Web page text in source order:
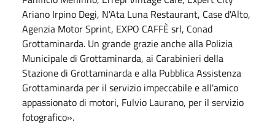
Ariano Irpino Degi, N'Ata Luna Restaurant, Case d'Alto,
Agenzia Motor Sprint, EXPO CAFFÈ srl, Conad
Grottaminarda. Un grande grazie anche alla Polizia
Municipale di Grottaminarda, ai Carabinieri della
Stazione di Grottaminarda e alla Pubblica Assistenza
Grottaminarda per il servizio impeccabile e all'amico
appassionato di motori, Fulvio Laurano, per il servizio
fotografico».